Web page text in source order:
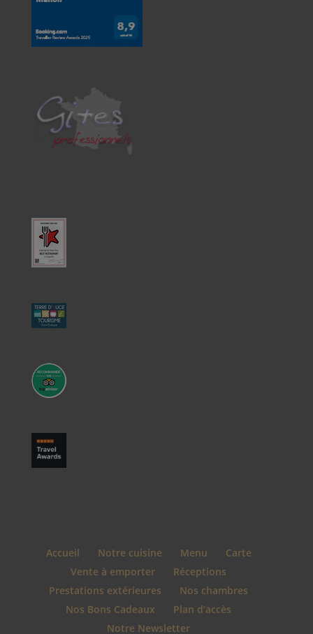
Accueil Notre cuisine Menu
Carte
Vente à emporter
Réceptions
Prestations extérieures
Nos chambres
Nos Bons Cadeaux
Plan d’accès
Notre Newsletter